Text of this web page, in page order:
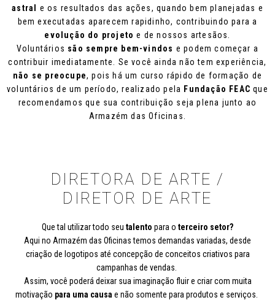
astral e os resultados das ações, quando bem planejadas e
bem executadas aparecem rapidinho, contribuindo para a
evolução do projeto e de nossos artesãos.
Voluntários são sempre bem-vindos e podem começar a
contribuir imediatamente. Se você ainda não tem experiência,
não se preocupe, pois há um curso rápido de formação de
voluntários de um período, realizado pela Fundação FEAC que
recomendamos que sua contribuição seja plena junto ao
Armazém das Oficinas.
DIRETORA DE ARTE /
DIRETOR DE ARTE
Que tal utilizar todo seu talento para o terceiro setor?
Aqui no Armazém das Oficinas temos demandas variadas, desde
criação de logotipos até concepção de conceitos criativos para
campanhas de vendas.
Assim, você poderá deixar sua imaginação fluir e criar com muita
motivação para uma causa e não somente para produtos e serviços.